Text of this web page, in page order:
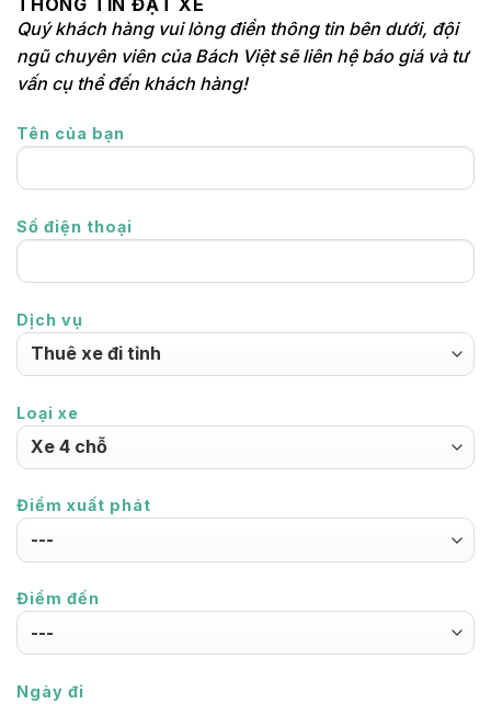
THÔNG TIN ĐẶT XE
Quý khách hàng vui lòng điền thông tin bên dưới, đội
ngũ chuyên viên của Bách Việt sẽ liên hệ báo giá và tư
vấn cụ thể đến khách hàng!
Tên của bạn
Số điện thoại
Dịch vụ
Loại xe
Điểm xuất phát
Điểm đến
Ngày đi